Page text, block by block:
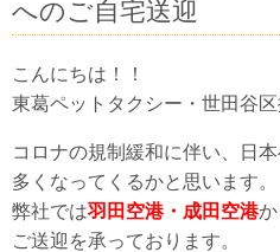
へのご自宅送迎
こんにちは！！
東葛ペットタクシー・世田谷区
コロナの規制緩和に伴い、日
多くなってくるかと思います。
弊社では羽田空港・成田空港
ご送迎を承っております。